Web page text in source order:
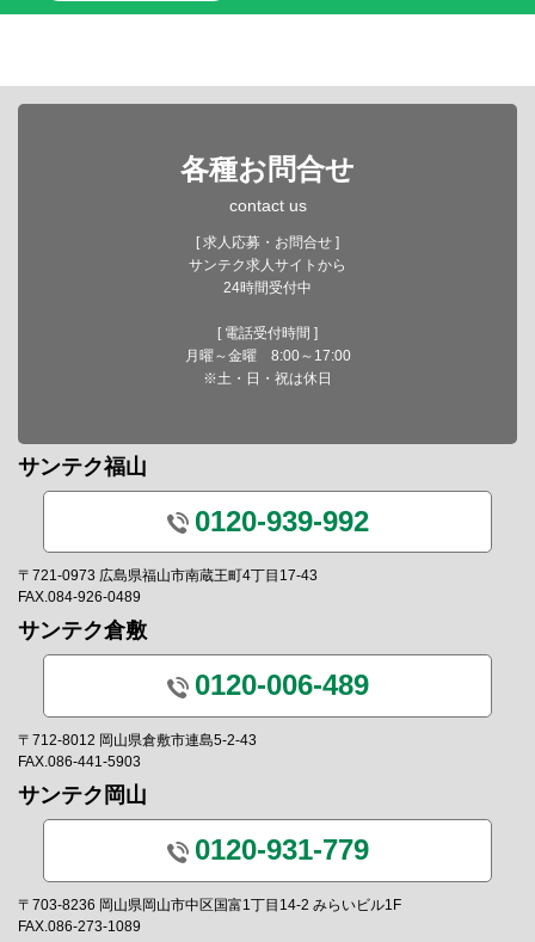
各種お問合せ
contact us
[ 求人応募・お問合せ ]
サンテク求人サイトから
24時間受付中
[ 電話受付時間 ]
月曜～金曜 8:00～17:00
※土・日・祝は休日
サンテク福山
0120-939-992
〒721-0973 広島県福山市南蔵王町4丁目17-43
FAX.084-926-0489
サンテク倉敷
0120-006-489
〒712-8012 岡山県倉敷市連島5-2-43
FAX.086-441-5903
サンテク岡山
0120-931-779
〒703-8236 岡山県岡山市中区国富1丁目14-2 みらいビル1F
FAX.086-273-1089